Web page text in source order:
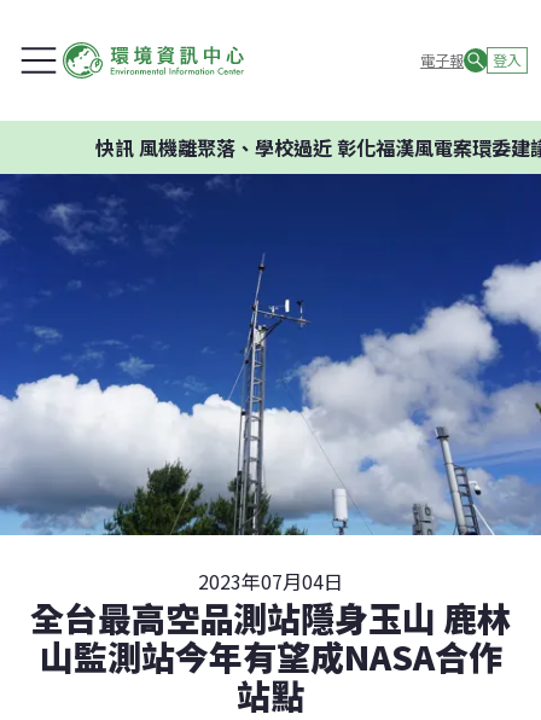
電子報 登入
風機離聚落、學校過近 彰化福漢風電案環委建議不應
2023年07月04日
全台最高空品測站隱身玉山 鹿林
山監測站今年有望成NASA合作
站點